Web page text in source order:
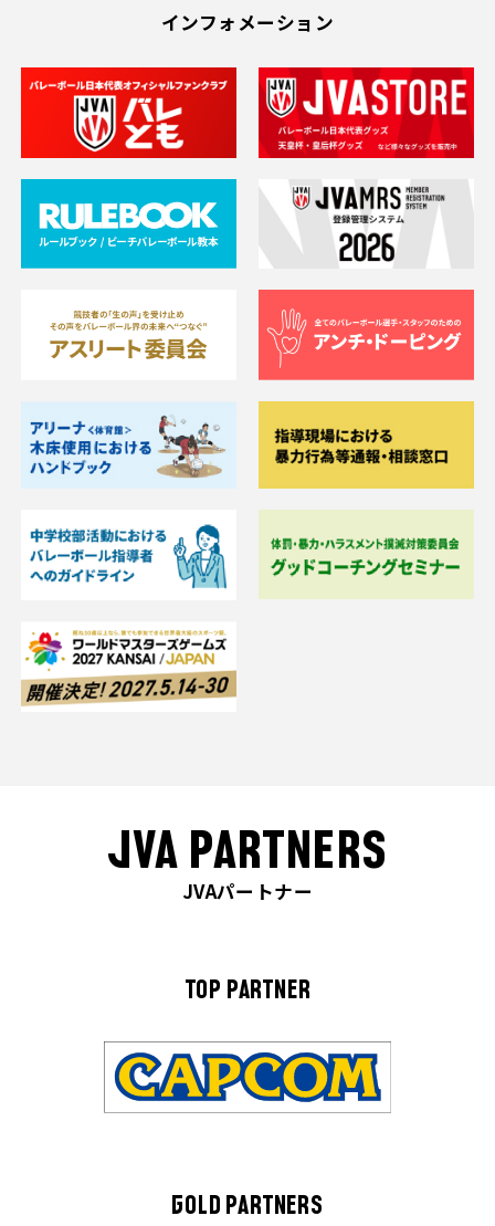
インフォメーション
JVA PARTNERS
JVAパートナー
TOP PARTNER
GOLD PARTNERS